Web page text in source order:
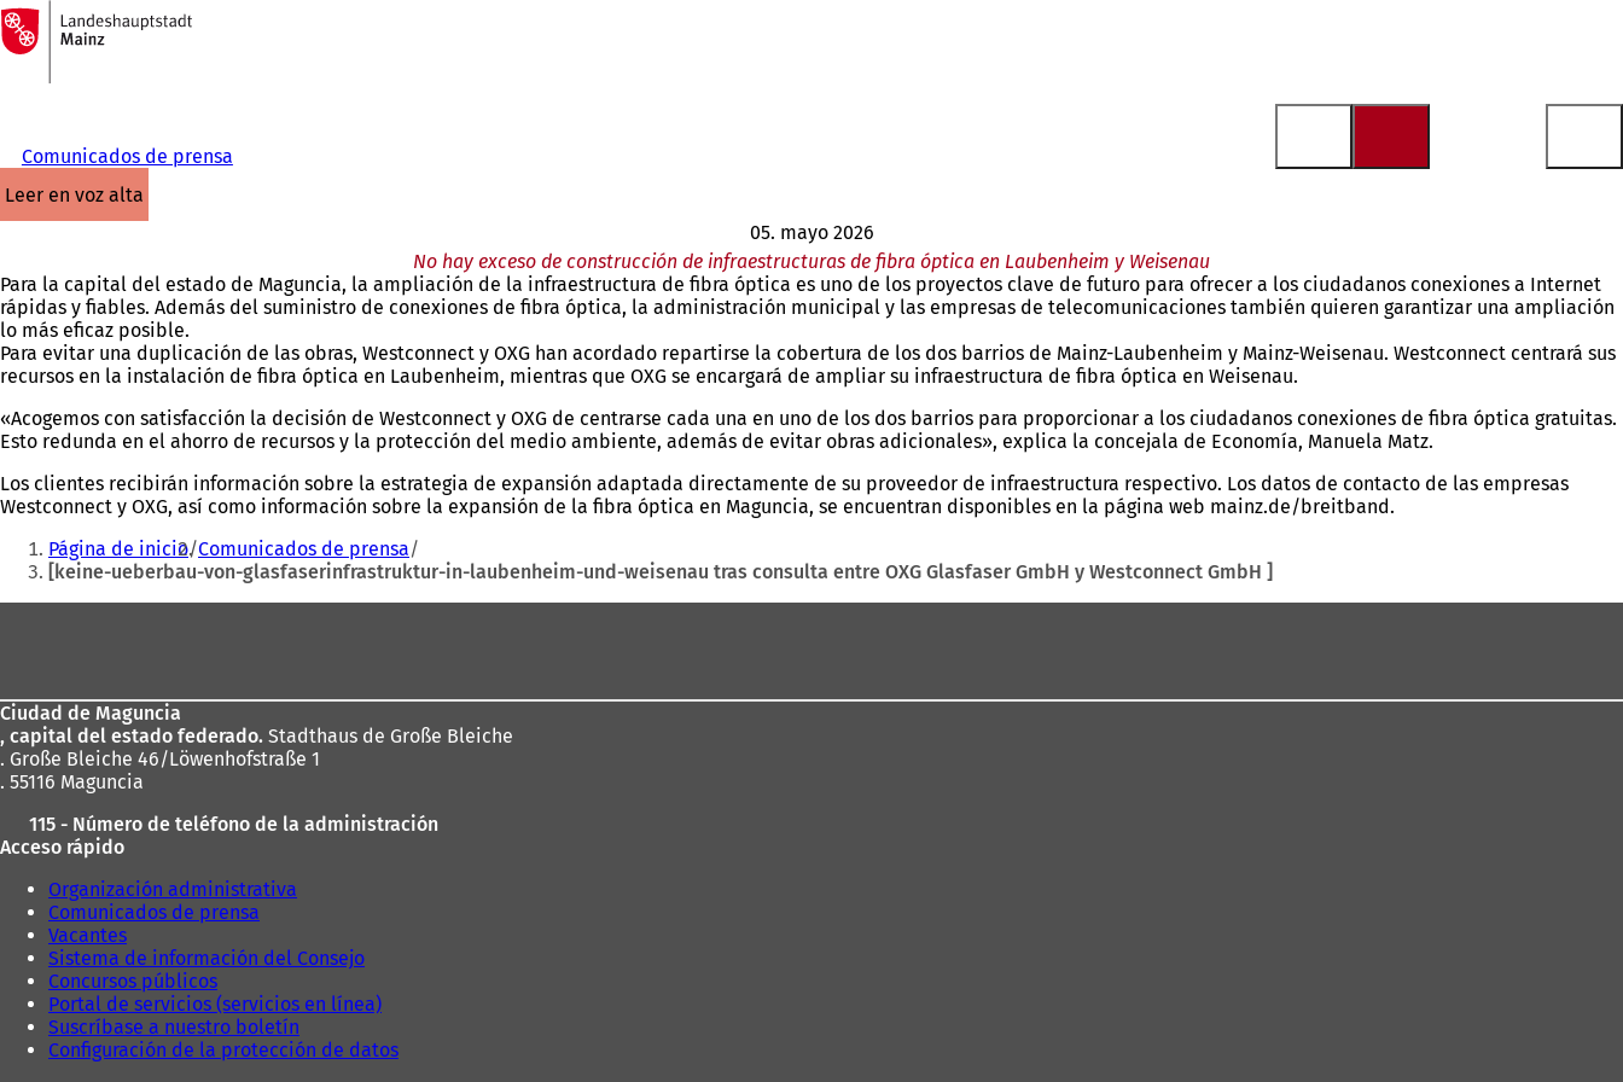
Saltar al contenido
A
la
página
Comunicados de prensa
leer en voz alta
05. mayo 2026
No hay exceso de construcción de infraestructuras de fibra óptica en Laubenheim y Weisenau
Para la capital del estado de Maguncia, la ampliación de la infraestructura de fibra óptica es uno de los proyectos clave de futuro para ofrecer a los ciudadanos conexiones a Internet
rápidas y fiables. Además del suministro de conexiones de fibra óptica, la administración municipal y las empresas de telecomunicaciones también quieren garantizar una ampliación
lo más eficaz posible.
Para evitar una duplicación de las obras, Westconnect y OXG han acordado repartirse la cobertura de los dos barrios de Mainz-Laubenheim y Mainz-Weisenau. Westconnect centrará sus
recursos en la instalación de fibra óptica en Laubenheim, mientras que OXG se encargará de ampliar su infraestructura de fibra óptica en Weisenau.
«Acogemos con satisfacción la decisión de Westconnect y OXG de centrarse cada una en uno de los dos barrios para proporcionar a los ciudadanos conexiones de fibra óptica gratuitas.
Esto redunda en el ahorro de recursos y la protección del medio ambiente, además de evitar obras adicionales», explica la concejala de Economía, Manuela Matz.
Los clientes recibirán información sobre la estrategia de expansión adaptada directamente de su proveedor de infraestructura respectivo. Los datos de contacto de las empresas
Westconnect y OXG, así como información sobre la expansión de la fibra óptica en Maguncia, se encuentran disponibles en la página web mainz.de/breitband.
Estás
aquí:
Página de inicio Comunicados de prensa
[keine-ueberbau-von-glasfaserinfrastruktur-in-laubenheim-und-weisenau tras consulta entre OXG Glasfaser GmbH y Westconnect GmbH ]
pies
Ciudad de Maguncia
, capital del estado federado. Stadthaus de Große Bleiche
. Große Bleiche 46/Löwenhofstraße 1
. 55116 Maguncia
115 - Número de teléfono de la administración
Acceso rápido
Organización administrativa
Comunicados de prensa
Vacantes
Sistema de información del Consejo
Concursos públicos
Portal de servicios (servicios en línea)
Suscríbase a nuestro boletín
Configuración de la protección de datos